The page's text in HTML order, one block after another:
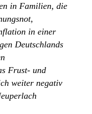
in Familien, die
in einer
​Deutschlands
Frust- und
weiter negativ